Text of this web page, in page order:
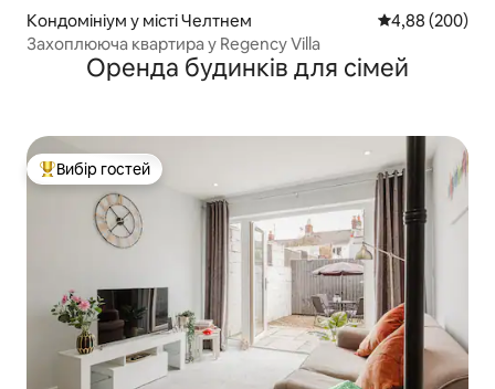
Кондомініум у місті Челтнем Середня
4,88 (200)
Захоплююча квартира у Regency Villa
Оренда будинків для сімей
Топ вибір гостей
Вибір гостей